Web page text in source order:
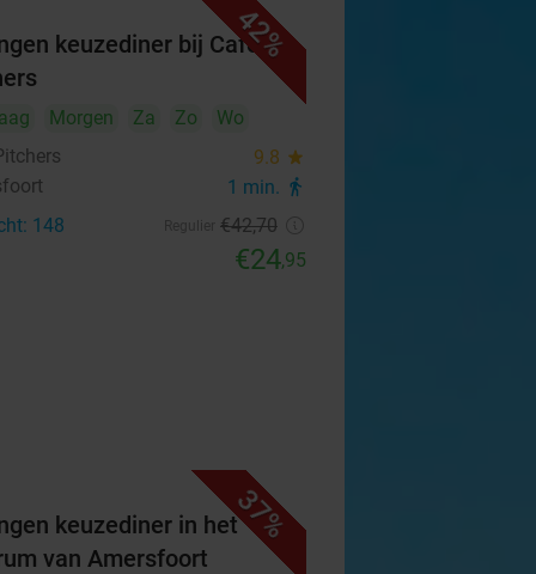
42%
keuzediner bij Café
Morgen Za Zo
Wo
9.8 star
1 min. directions_walk
148 €42,70
€24,95
37%
keuzediner in het
van Amersfoort